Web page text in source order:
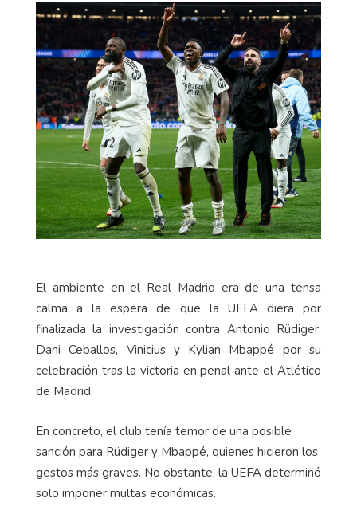
El ambiente en el Real Madrid era de una tensa
calma a la espera de que la UEFA diera por
finalizada la investigación contra Antonio Rüdiger,
Dani Ceballos, Vinicius y Kylian Mbappé por su
celebración tras la victoria en penal ante el Atlético
de Madrid.
En concreto, el club tenía temor de una posible
sanción para Rüdiger y Mbappé, quienes hicieron los
gestos más graves. No obstante, la UEFA determinó
solo imponer multas económicas.